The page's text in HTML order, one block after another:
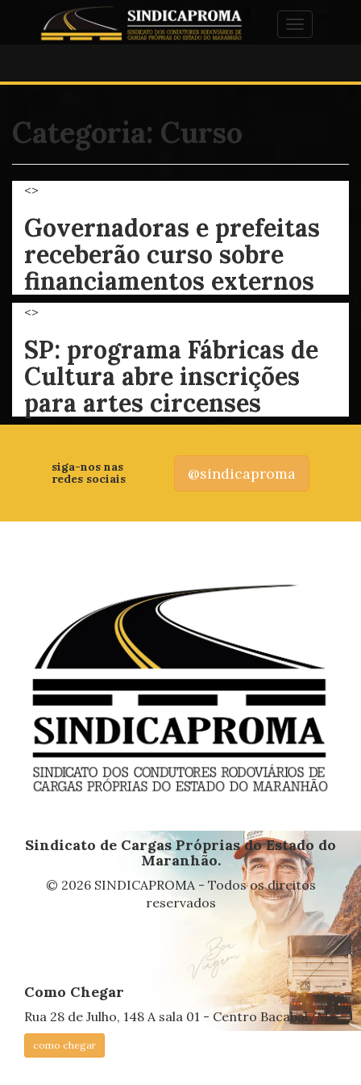
Alternar
Categoria: Curso
<>
Governadoras e prefeitas
receberão curso sobre
financiamentos externos
<>
SP: programa Fábricas de
Cultura abre inscrições
para artes circenses
siga-nos nas
redes sociais
@sindicaproma
Sindicato de Cargas Próprias do Estado do
Maranhão.
© 2026 SINDICAPROMA - Todos os direitos
reservados
Como Chegar
Rua 28 de Julho, 148 A sala 01 - Centro Bacabal/MA
como chegar